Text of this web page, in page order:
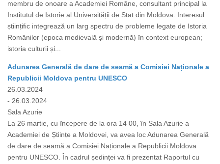
membru de onoare a Academiei Române, consultant principal la
Institutul de Istorie al Universității de Stat din Moldova. Interesul
științific integrează un larg spectru de probleme legate de Istoria
Românilor (epoca medievală și modernă) în context european;
istoria culturii și...
Adunarea Generală de dare de seamă a Comisiei Naționale a
Republicii Moldova pentru UNESCO
26.03.2024
- 26.03.2024
Sala Azurie
La 26 martie, cu începere de la ora 14 00, în Sala Azurie a
Academiei de Științe a Moldovei, va avea loc Adunarea Generală
de dare de seamă a Comisiei Naționale a Republicii Moldova
pentru UNESCO. În cadrul ședinței va fi prezentat Raportul cu